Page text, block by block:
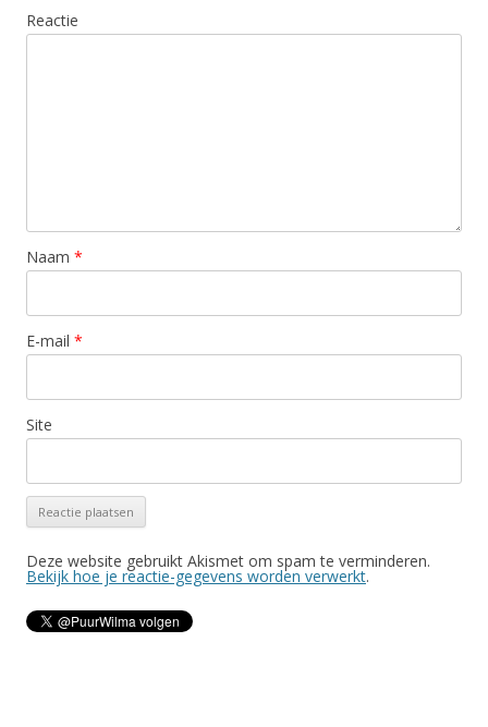
Reactie
Naam *
E-mail *
Site
Deze website gebruikt Akismet om spam te verminderen.
Bekijk hoe je reactie-gegevens worden verwerkt.